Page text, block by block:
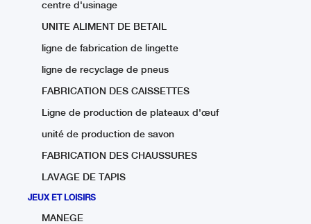
centre d'usinage
UNITE ALIMENT DE BETAIL
ligne de fabrication de lingette
ligne de recyclage de pneus
FABRICATION DES CAISSETTES
Ligne de production de plateaux d'œuf
unité de production de savon
FABRICATION DES CHAUSSURES
LAVAGE DE TAPIS
JEUX ET LOISIRS
MANEGE